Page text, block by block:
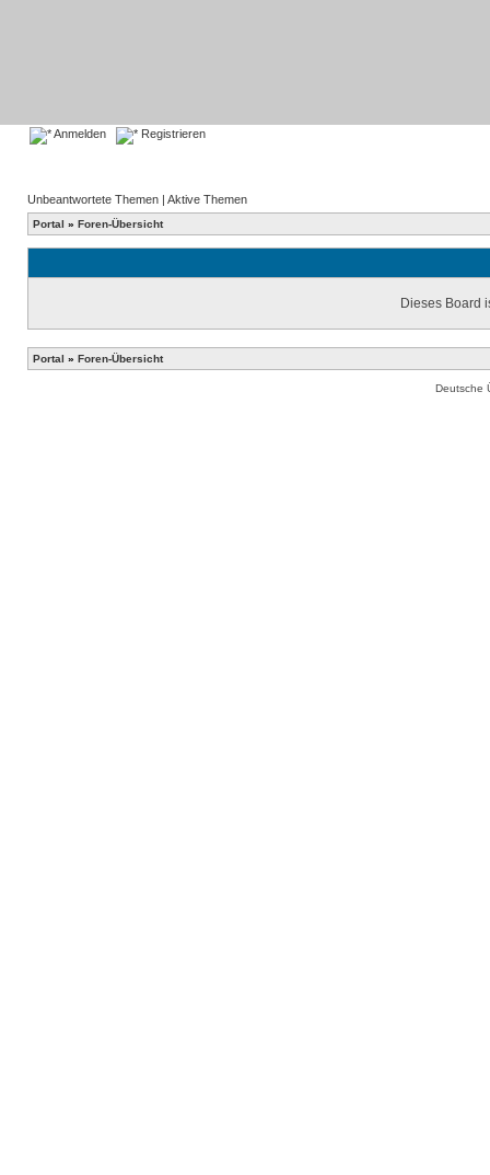
Anmelden Registrieren
Unbeantwortete Themen | Aktive Themen
Portal » Foren-Übersicht
Dieses Board
Portal » Foren-Übersicht
Deutsche